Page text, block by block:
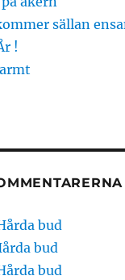
sällan
!
bud
bud
bud